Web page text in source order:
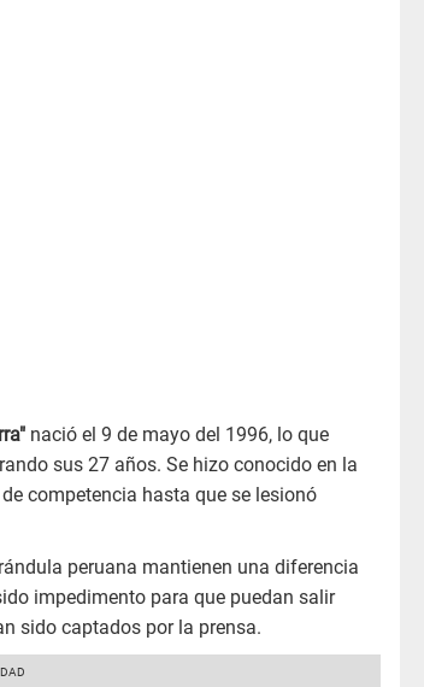
nació el 9 de mayo del 1996, lo que
sus 27 años. Se hizo conocido en la
competencia hasta que se lesionó
peruana mantienen una diferencia
impedimento para que puedan salir
sido captados por la prensa.